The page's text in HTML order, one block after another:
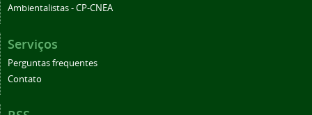
Ambientalistas - CP-CNEA
Serviços
Perguntas frequentes
Contato